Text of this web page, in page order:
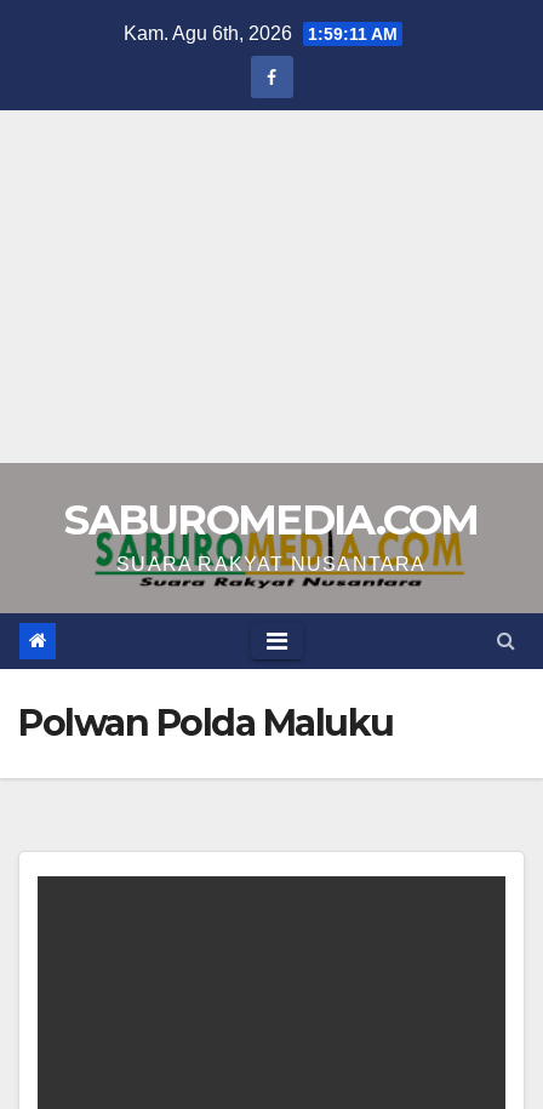
Kam. Agu 6th, 2026 1:59:12 AM
SABUROMEDIA.COM
SUARA RAKYAT NUSANTARA
Polwan Polda Maluku